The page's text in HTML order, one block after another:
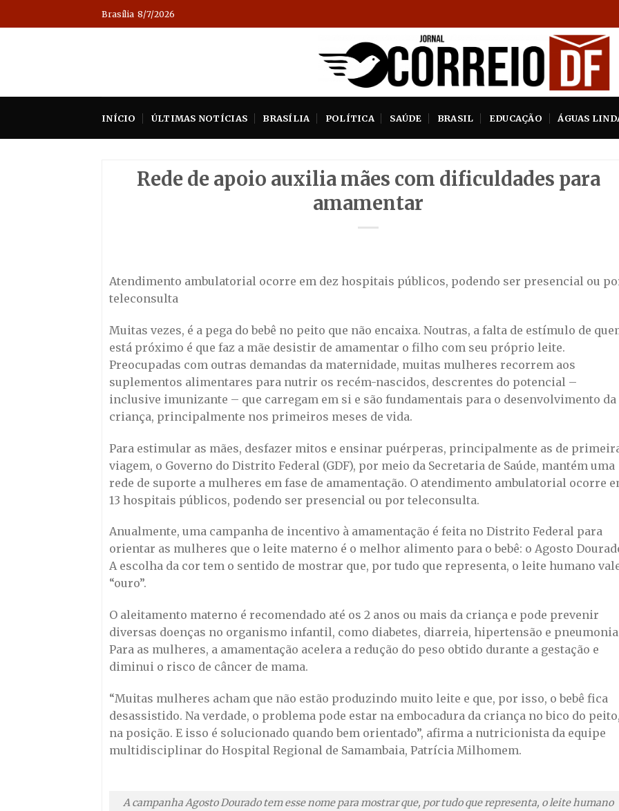
to
Brasília 8/7/2026
INÍCIO ÚLTIMAS NOTÍCIAS BRASÍLIA POLÍTICA SAÚDE BRASIL EDUCAÇÃO ÁGUAS
Rede de apoio auxilia mães com dificuldades para
amamentar
Atendimento ambulatorial ocorre em dez hospitais públicos, podendo ser presencial ou
teleconsulta
Muitas vezes, é a pega do bebê no peito que não encaixa. Noutras, a falta de estímulo de
está próximo é que faz a mãe desistir de amamentar o filho com seu próprio leite.
Preocupadas com outras demandas da maternidade, muitas mulheres recorrem aos
suplementos alimentares para nutrir os recém-nascidos, descrentes do potencial –
inclusive imunizante – que carregam em si e são fundamentais para o desenvolvimento da
criança, principalmente nos primeiros meses de vida.
Para estimular as mães, desfazer mitos e ensinar puérperas, principalmente as de
viagem, o Governo do Distrito Federal (GDF), por meio da Secretaria de Saúde, mantém uma
rede de suporte a mulheres em fase de amamentação. O atendimento ambulatorial ocorre
13 hospitais públicos, podendo ser presencial ou por teleconsulta.
Anualmente, uma campanha de incentivo à amamentação é feita no Distrito Federal para
orientar as mulheres que o leite materno é o melhor alimento para o bebê: o Agosto
A escolha da cor tem o sentido de mostrar que, por tudo que representa, o leite humano
“ouro”.
O aleitamento materno é recomendado até os 2 anos ou mais da criança e pode prevenir
diversas doenças no organismo infantil, como diabetes, diarreia, hipertensão e
Para as mulheres, a amamentação acelera a redução do peso obtido durante a gestação e
diminui o risco de câncer de mama.
“Muitas mulheres acham que não estão produzindo muito leite e que, por isso, o bebê fica
desassistido. Na verdade, o problema pode estar na embocadura da criança no bico do
na posição. E isso é solucionado quando bem orientado”, afirma a nutricionista da equipe
multidisciplinar do Hospital Regional de Samambaia, Patrícia Milhomem.
A campanha Agosto Dourado tem esse nome para mostrar que, por tudo que representa, o leite humano